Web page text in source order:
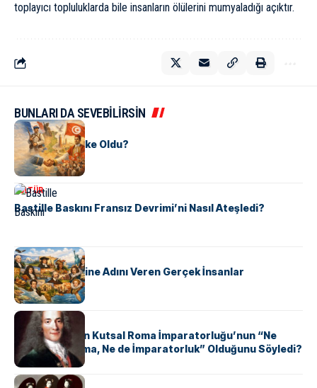
toplayıcı topluluklarda bile insanların ölülerini mumyaladığı açıktır.
BUNLARI DA SEVEBİLİRSİN
KÜLTÜR
Tunus Nasıl Ülke Oldu?
KÜLTÜR
Bastille Baskını Fransız Devrimi’ni Nasıl Ateşledi?
KÜLTÜR
ABD Eyaletlerine Adını Veren Gerçek İnsanlar
KÜLTÜR
Voltaire Neden Kutsal Roma İmparatorluğu’nun “Ne
Kutsal, Ne Roma, Ne de İmparatorluk” Olduğunu Söyledi?
KÜLTÜR